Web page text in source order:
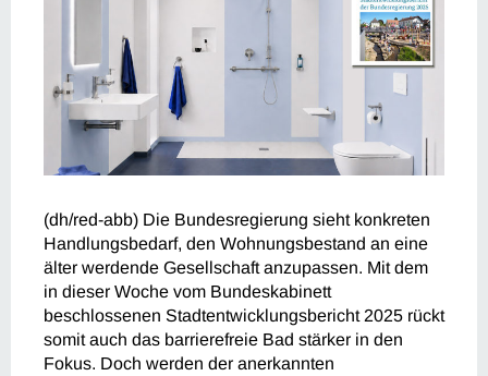
(dh/red-abb) Die Bundesregierung sieht konkreten
Handlungsbedarf, den Wohnungsbestand an eine
älter werdende Gesellschaft anzupassen. Mit dem
in dieser Woche vom Bundeskabinett
beschlossenen Stadtentwicklungsbericht 2025 rückt
somit auch das barrierefreie Bad stärker in den
Fokus. Doch werden der anerkannten